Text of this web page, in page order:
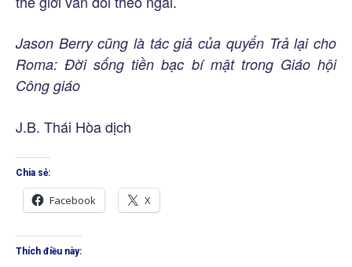
Jason Berry cũng là tác giả của quyển Trả lại cho
Roma: Đời sống tiền bạc bí mật trong Giáo hội
Công giáo
J.B. Thái Hòa dịch
Chia sẻ:
Facebook X
Thích điều này: